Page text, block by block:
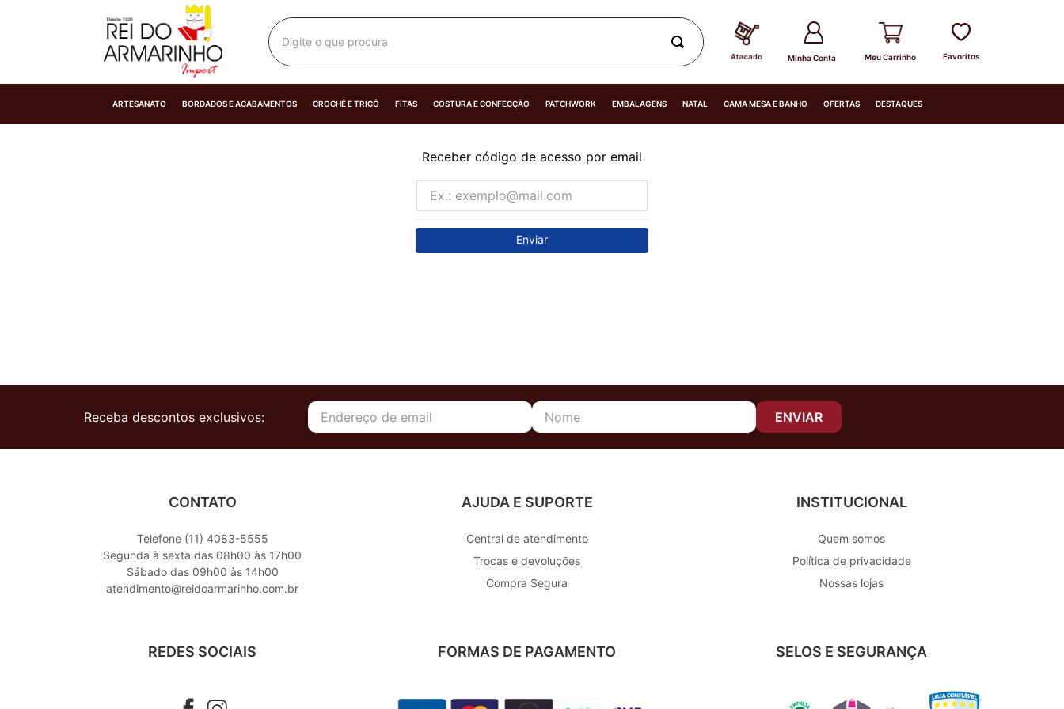
Digite o que procura
Minha Conta
ARTESANATO BORDADOS E ACABAMENTOS CROCHÊ E TRICÔ FITAS COSTURA E CONFECÇÃO PATCHWORK EMBALAGENS NATAL CAMA MESA E BANHO OFERTAS DESTAQUES
Receber código de acesso por email
Enviar
Receba descontos exclusivos: ENVIAR
CONTATO
Telefone (11) 4083-5555
Segunda à sexta das 08h00 às 17h00
Sábado das 09h00 às 14h00
atendimento@reidoarmarinho.com.br
AJUDA E SUPORTE
Central de atendimento
Trocas e devoluções
Compra Segura
INSTITUCIONAL
Quem somos
Política de privacidade
Nossas lojas
REDES SOCIAIS FORMAS DE PAGAMENTO SELOS E SEGURANÇA